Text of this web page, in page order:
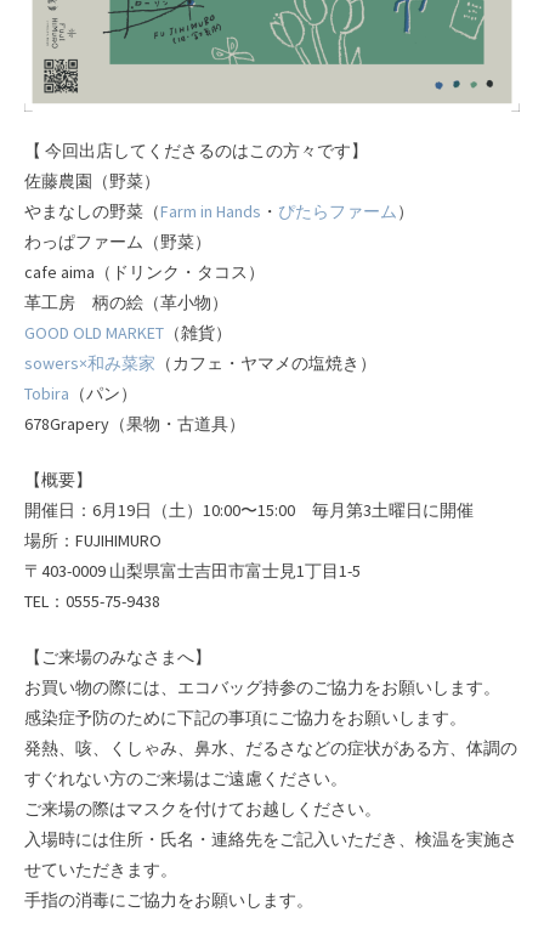
【 今回出店してくださるのはこの方々です】
佐藤農園（野菜）
やまなしの野菜（Farm in Hands ・ ぴたらファーム）
わっぱファーム（野菜）
cafe aima（ドリンク・タコス）
革工房 柄の絵（革小物）
GOOD OLD MARKET （雑貨）
sowers×和み菜家 （カフェ・ヤマメの塩焼き）
Tobira （パン）
678Grapery（果物・古道具）
【概要】
開催日：6月19日（土）10:00〜15:00 毎月第3土曜日に開催
場所：FUJIHIMURO
〒403-0009 山梨県富士吉田市富士見1丁目1-5
TEL：0555-75-9438
【ご来場のみなさまへ】
お買い物の際には、エコバッグ持参のご協力をお願いします。
感染症予防のために下記の事項にご協力をお願いします。
発熱、咳、くしゃみ、鼻水、だるさなどの症状がある方、体調の
すぐれない方のご来場はご遠慮ください。
ご来場の際はマスクを付けてお越しください。
入場時には住所・氏名・連絡先をご記入いただき、検温を実施さ
せていただきます。
手指の消毒にご協力をお願いします。